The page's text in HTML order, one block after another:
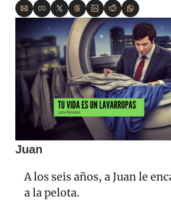
Juan
A los seis años, a Juan le
a la pelota.